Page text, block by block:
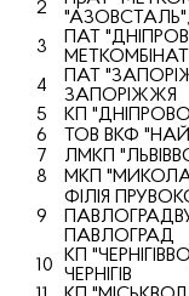
2
3
ПАТ
4
ПАТ
ЗАПОРIЖЖЯ
5
КП
6
ТОВ ВКФ
7
ЛМКП
8
МКП
9
ФIЛIЯ
ПАВЛОГРАД
10
КП
ЧЕРНIГIВ